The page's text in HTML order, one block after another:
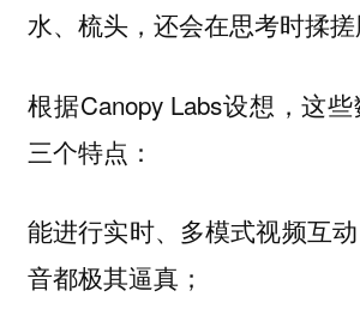
水、梳头，还会在思考时揉搓
根据Canopy Labs设想，这
三个特点：
能进行实时、多模式视频互
音都极其逼真；